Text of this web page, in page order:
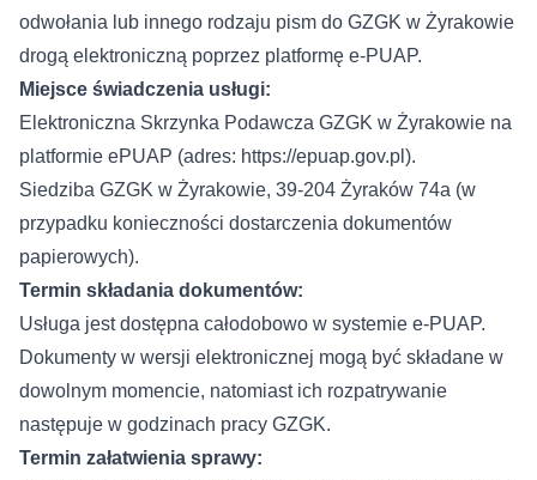
odwołania lub innego rodzaju pism do GZGK w Żyrakowie
drogą elektroniczną poprzez platformę e-PUAP.
Miejsce świadczenia usługi:
Elektroniczna Skrzynka Podawcza GZGK w Żyrakowie na
platformie ePUAP (adres: https://epuap.gov.pl ).
Siedziba GZGK w Żyrakowie, 39-204 Żyraków 74a (w
przypadku konieczności dostarczenia dokumentów
papierowych).
Termin składania dokumentów:
Usługa jest dostępna całodobowo w systemie e-PUAP.
Dokumenty w wersji elektronicznej mogą być składane w
dowolnym momencie, natomiast ich rozpatrywanie
następuje w godzinach pracy GZGK.
Termin załatwienia sprawy: